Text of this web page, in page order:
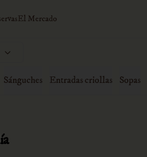
El Mercado
Sánguches Entradas criollas Sopas